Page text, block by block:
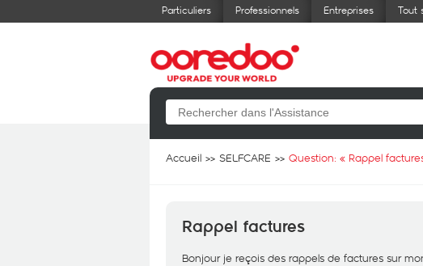
Particuliers Professionnels Entreprises Tout
Accueil SELFCARE Question: « Rappel
Rappel factures
Bonjour je reçois des rappels de factures sur